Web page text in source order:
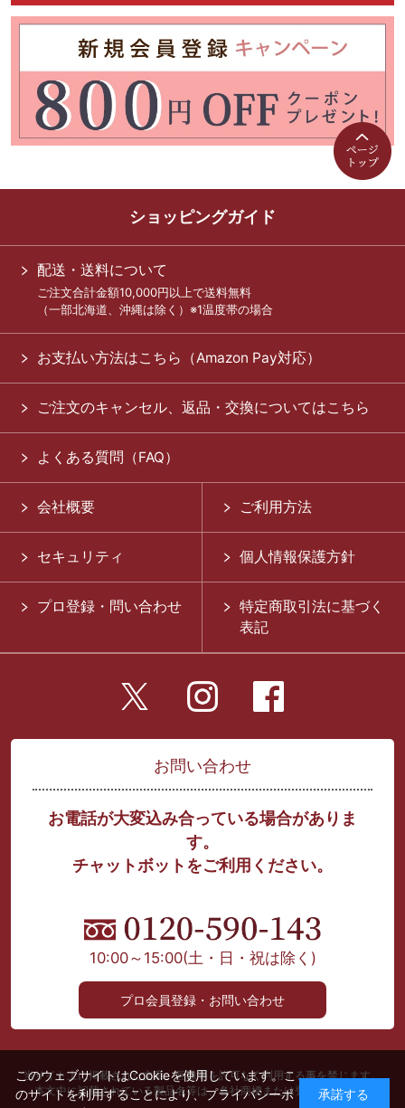
ショッピングガイド
配送・送料について
ご注文合計金額10,000円以上で送料無料
（一部北海道、沖縄は除く）※1温度帯の場合
お支払い方法はこちら（Amazon Pay対応）
ご注文のキャンセル、返品・交換についてはこちら
よくある質問（FAQ）
会社概要 ご利用方法
セキュリティ 個人情報保護方針
プロ登録・問い合わせ
特定商取引法に基づく
表記
お問い合わせ
お電話が大変込み合っている場合がありま
す。
チャットボットをご利用ください。
10:00～15:00(土・日・祝は除く)
プロ会員登録・お問い合わせ
当サイト上に掲載された文章、画像等を許可なく利用する事を禁じます。
本文中に記載されている製品名等は、各社商標または登録商標です。
このウェブサイトはCookieを使用しています。こ
のサイトを利用することにより、プライバシーポ
承諾する